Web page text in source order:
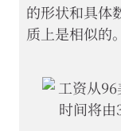
的形状和具体
质上是相似的。